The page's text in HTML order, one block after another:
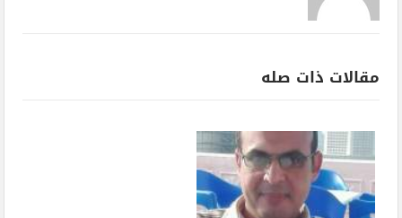
مقالات ذات صله